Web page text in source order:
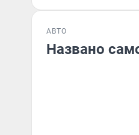
АВТО
Названо